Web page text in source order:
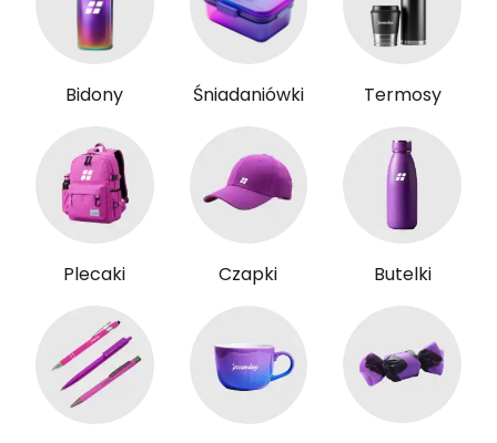
Bidony Śniadaniówki Termosy
Plecaki Czapki Butelki